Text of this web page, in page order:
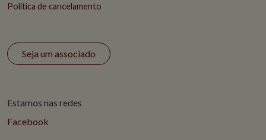
Política de cancelamento
Seja um associado
Estamos nas redes
Facebook